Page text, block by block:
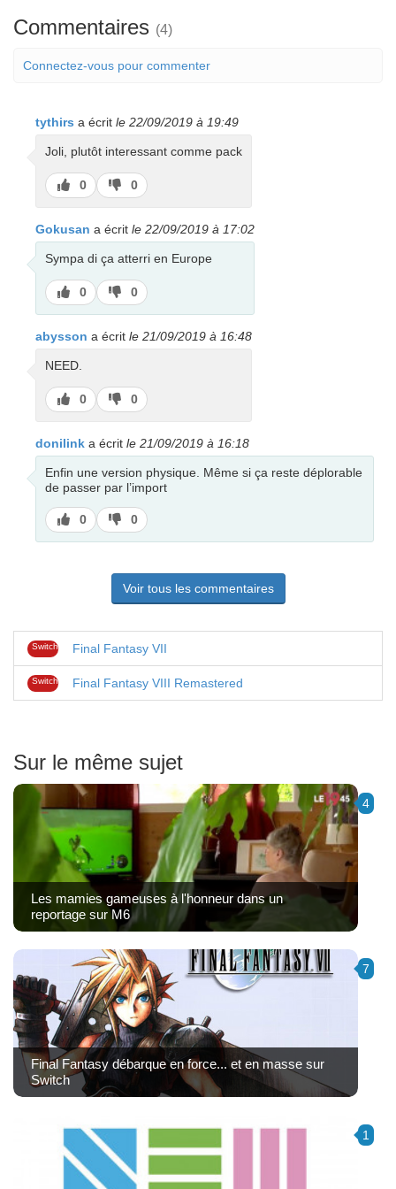
Commentaires (4)
Connectez-vous pour commenter
tythirs a écrit le 22/09/2019 à 19:49
Joli, plutôt interessant comme pack
J’aime
0
J’aime
pas
0
Gokusan a écrit le 22/09/2019 à 17:02
Sympa di ça atterri en Europe
J’aime
0
J’aime
pas
0
abysson a écrit le 21/09/2019 à 16:48
NEED.
J’aime
0
J’aime
pas
0
donilink a écrit le 21/09/2019 à 16:18
Enfin une version physique. Même si ça reste déplorable
de passer par l’import
J’aime
0
J’aime
pas
0
Voir tous les commentaires
Switch Final Fantasy VII
Switch Final Fantasy VIII Remastered
Sur le même sujet
4
Les mamies gameuses à l'honneur dans un
reportage sur M6
7
Final Fantasy débarque en force... et en masse sur
Switch
1